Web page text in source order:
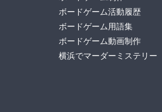
ボードゲーム活動履歴
ボードゲーム用語集
ボードゲーム動画制作
横浜でマーダーミステリー